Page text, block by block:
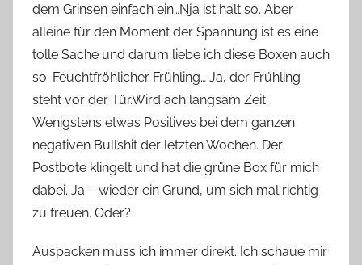
dem Grinsen einfach ein…Nja ist halt so. Aber
alleine für den Moment der Spannung ist es eine
tolle Sache und darum liebe ich diese Boxen auch
so. Feuchtfröhlicher Frühling… Ja, der Frühling
steht vor der Tür.Wird ach langsam Zeit.
Wenigstens etwas Positives bei dem ganzen
negativen Bullshit der letzten Wochen. Der
Postbote klingelt und hat die grüne Box für mich
dabei. Ja – wieder ein Grund, um sich mal richtig
zu freuen. Oder?
Auspacken muss ich immer direkt. Ich schaue mir